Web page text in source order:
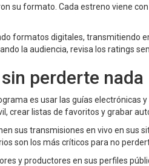
su formato. Cada estreno viene
formatos digitales, transmitiendo
la audiencia, revisa los ratings
perderte nada
es usar las guías electrónicas
crear listas de favoritos y grabar
sus transmisiones en vivo en sus
son los más críticos para no
y productores en sus perfiles